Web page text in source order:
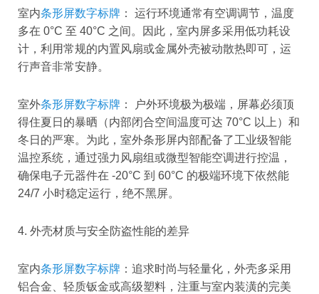
室内条形屏数字标牌 ： 运行环境通常有空调调节，温度
多在 0°C 至 40°C 之间。因此，室内屏多采用低功耗设
计，利用常规的内置风扇或金属外壳被动散热即可，运
行声音非常安静。
室外条形屏数字标牌 ： 户外环境极为极端，屏幕必须顶
得住夏日的暴晒（内部闭合空间温度可达 70°C 以上）和
冬日的严寒。为此，室外条形屏内部配备了工业级智能
温控系统，通过强力风扇组或微型智能空调进行控温，
确保电子元器件在 -20°C 到 60°C 的极端环境下依然能
24/7 小时稳定运行，绝不黑屏。
4. 外壳材质与安全防盗性能的差异
室内条形屏数字标牌 ：追求时尚与轻量化，外壳多采用
铝合金、轻质钣金或高级塑料，注重与室内装潢的完美